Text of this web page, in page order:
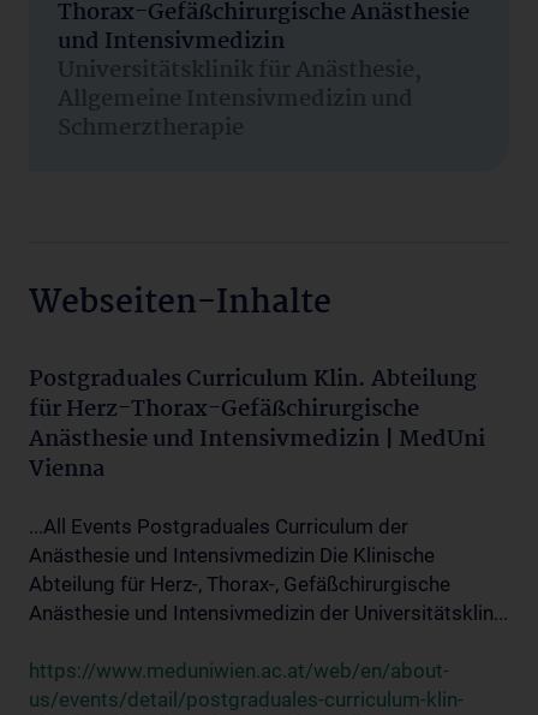
Thorax-Gefäßchirurgische Anästhesie
und Intensivmedizin
Universitätsklinik für Anästhesie,
Allgemeine Intensivmedizin und
Schmerztherapie
Webseiten-Inhalte
Postgraduales Curriculum Klin. Abteilung
für Herz-Thorax-Gefäßchirurgische
Anästhesie und Intensivmedizin | MedUni
Vienna
...All Events Postgraduales Curriculum der
Anästhesie und Intensivmedizin Die Klinische
Abteilung für Herz-, Thorax-, Gefäßchirurgische
Anästhesie und Intensivmedizin der Universitätsklin...
https://www.meduniwien.ac.at/web/en/about-
us/events/detail/postgraduales-curriculum-klin-